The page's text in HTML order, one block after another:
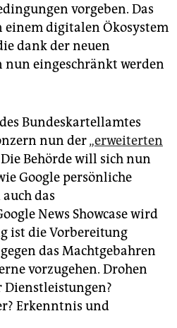
vorgeben. Das
digitalen Ökosystem
dank der neuen
nun eingeschränkt werden
Bundeskartellamtes
nun der„erweiterten
Behörde will sich nun
Google persönliche
das
News Showcase wird
ist die Vorbereitung
das Machtgebahren
vorzugehen. Drohen
Erkenntnis und